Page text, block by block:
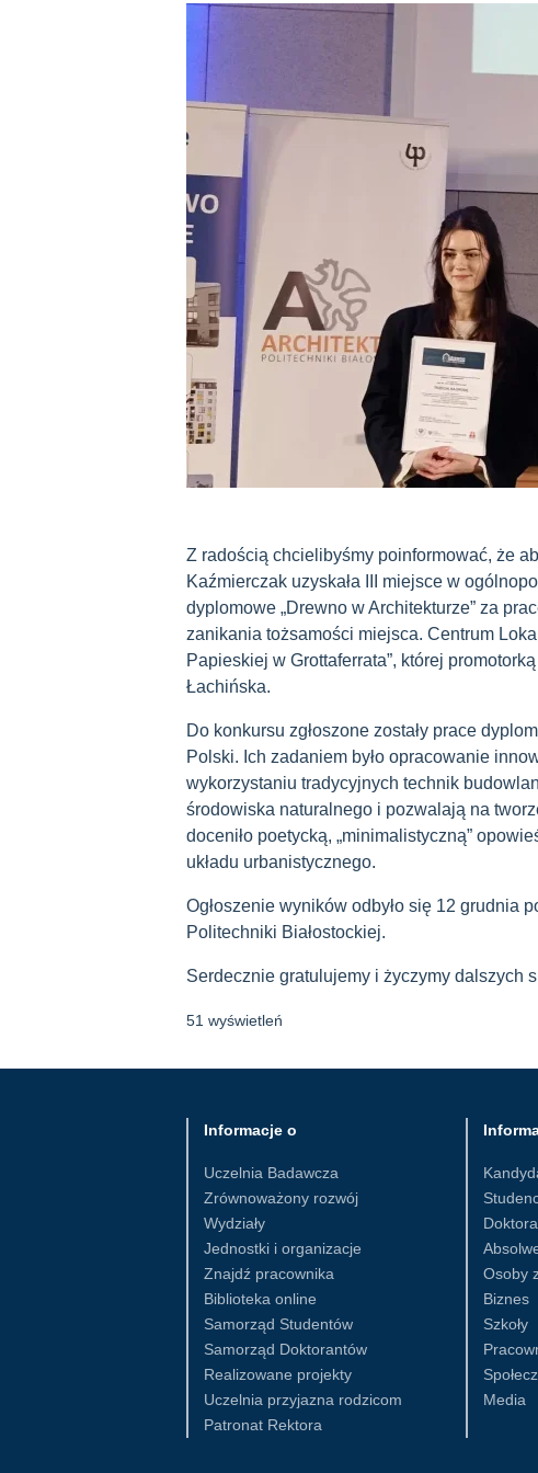
Z radością chcielibyśmy poinformować, że
Kaźmierczak uzyskała III miejsce w
dyplomowe „Drewno w Architekturze” za
zanikania tożsamości miejsca. Centrum
Papieskiej w Grottaferrata”, której
Łachińska.
Do konkursu zgłoszone zostały prace
Polski. Ich zadaniem było opracowanie
wykorzystaniu tradycyjnych technik
środowiska naturalnego i pozwalają na
doceniło poetycką, „minimalistyczną”
układu urbanistycznego.
Ogłoszenie wyników odbyło się 12 grudnia
Politechniki Białostockiej.
Serdecznie gratulujemy i życzymy dalszych
51 wyświetleń
Informacje o
Uczelnia Badawcza
Zrównoważony rozwój
Wydziały
Jednostki i organizacje
Znajdź pracownika
Biblioteka online
Samorząd Studentów
Samorząd Doktorantów
Realizowane projekty
Uczelnia przyjazna rodzicom
Patronat Rektora
Osoby
Biznes
Szkoły
Media